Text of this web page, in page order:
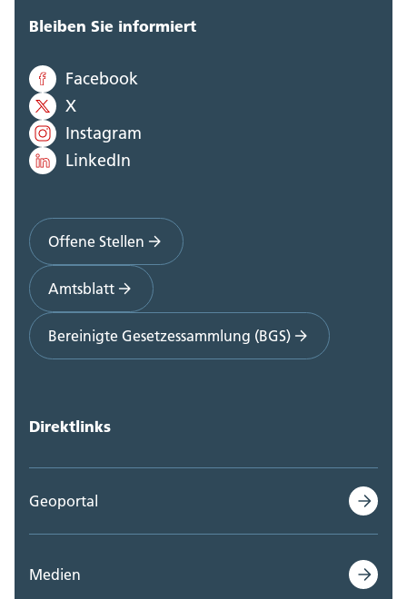
Bleiben Sie informiert
Facebook
X
Instagram
LinkedIn
Offene Stellen
Amtsblatt
Bereinigte Gesetzessammlung (BGS)
Direktlinks
Geoportal
Medien